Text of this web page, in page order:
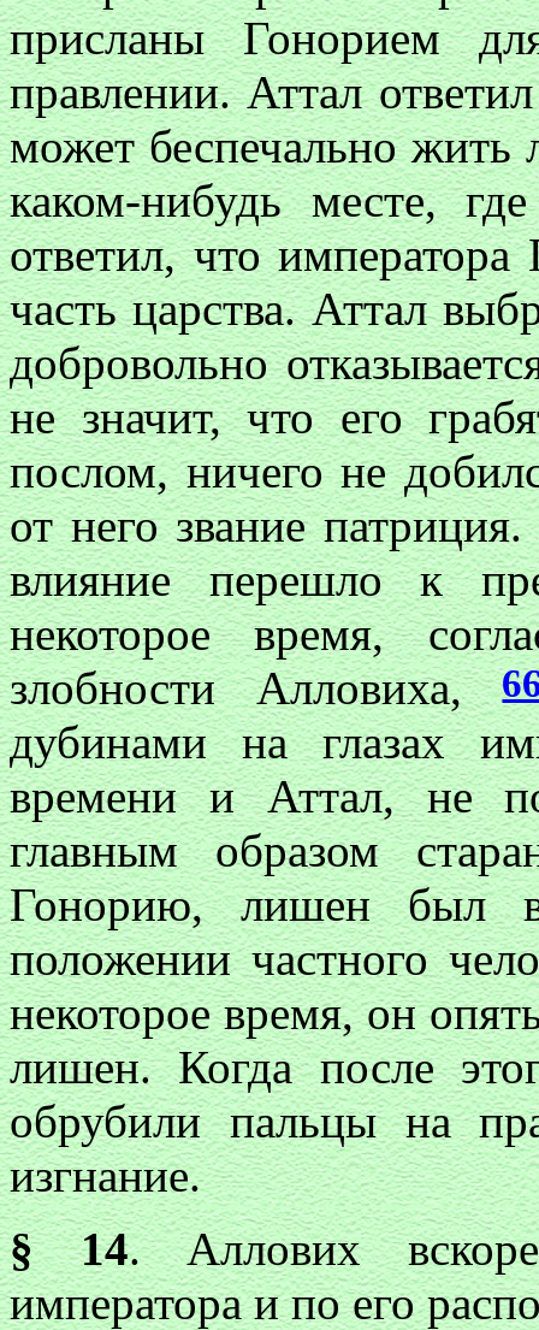
присланы Гонорием
правлении. Аттал
может беспечально жить
каком-нибудь месте,
ответил, что
часть царства. Аттал
добровольно
не значит, что его
послом, ничего не
от него звание
влияние перешло к
некоторое время,
злобности Алловиха,
дубинами на глазах
времени и Аттал, не
главным образом
Гонорию, лишен был
положении частного
некоторое время, он
лишен. Когда после
обрубили пальцы на
изгнание.
§ 14. Аллових
императора и по его